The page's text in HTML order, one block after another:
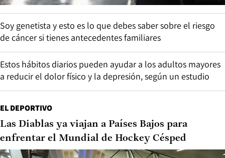
Soy genetista y esto es lo que debes saber sobre el riesgo
de cáncer si tienes antecedentes familiares
Estos hábitos diarios pueden ayudar a los adultos mayores
a reducir el dolor físico y la depresión, según un estudio
EL DEPORTIVO
Las Diablas ya viajan a Países Bajos para
enfrentar el Mundial de Hockey Césped